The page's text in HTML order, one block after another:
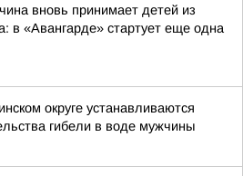
вновь принимает детей из
в «Авангарде» стартует еще одна
округе устанавливаются
гибели в воде мужчины